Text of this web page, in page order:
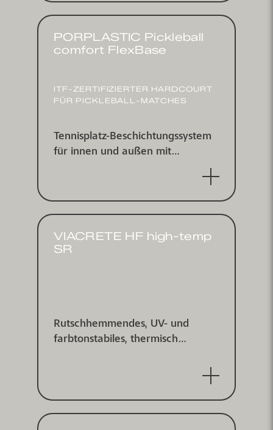
PORPLASTIC Pickleball
comfort FlexBase
ITF-ZERTI­FIZIERTER HARDCOURT
FÜR PICKLEBALL-MATCHES
Tennisplatz-Beschichtungs­system
für innen und außen mit
integrierter Asphaltersatzschicht,
VIACRETE HF high-temp
SR
Rutschhemmendes, UV- und
farbtonstabiles, thermisch
rutschhemmender
Polyurethanbetonbelag mit